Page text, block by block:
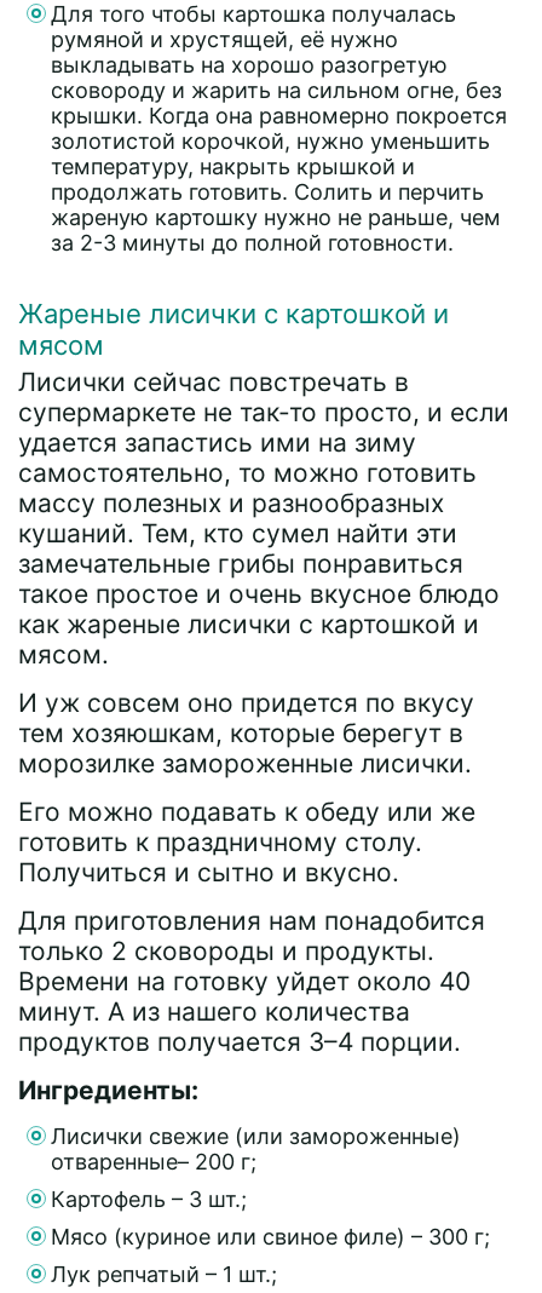
Для того чтобы картошка получалась
румяной и хрустящей, её нужно
выкладывать на хорошо разогретую
сковороду и жарить на сильном огне, без
крышки. Когда она равномерно покроется
золотистой корочкой, нужно уменьшить
температуру, накрыть крышкой и
продолжать готовить. Солить и перчить
жареную картошку нужно не раньше, чем
за 2-3 минуты до полной готовности.
Жареные лисички с картошкой и
мясом
Лисички сейчас повстречать в
супермаркете не так-то просто, и если
удается запастись ими на зиму
самостоятельно, то можно готовить
массу полезных и разнообразных
кушаний. Тем, кто сумел найти эти
замечательные грибы понравиться
такое простое и очень вкусное блюдо
как жареные лисички с картошкой и
мясом.
И уж совсем оно придется по вкусу
тем хозяюшкам, которые берегут в
морозилке замороженные лисички.
Его можно подавать к обеду или же
готовить к праздничному столу.
Получиться и сытно и вкусно.
Для приготовления нам понадобится
только 2 сковороды и продукты.
Времени на готовку уйдет около 40
минут. А из нашего количества
продуктов получается 3–4 порции.
Ингредиенты:
Лисички свежие (или замороженные)
отваренные– 200 г;
Картофель – 3 шт.;
Мясо (куриное или свиное филе) – 300 г;
Лук репчатый – 1 шт.;